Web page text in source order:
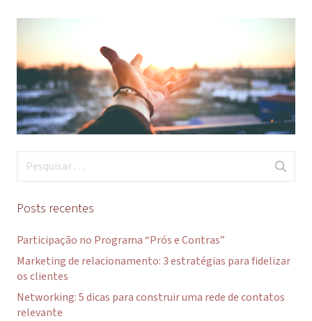
Pesquisar
por:
Posts recentes
Participação no Programa “Prós e Contras”
Marketing de relacionamento: 3 estratégias para fidelizar
os clientes
Networking: 5 dicas para construir uma rede de contatos
relevante